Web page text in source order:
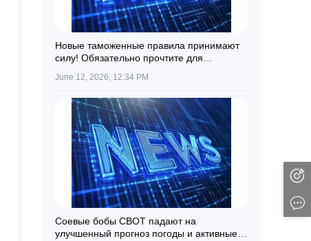
Новые таможенные правила принимают
силу! Обязательно прочтите для
водных продуктов: пересмотренные
June 12, 2026, 12:34 PM
Соевые бобы CBOT падают на
улучшенный прогноз погоды и активные